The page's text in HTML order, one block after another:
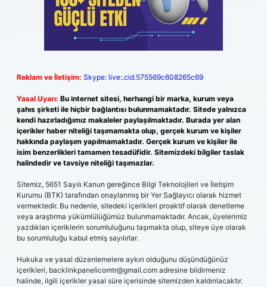
Reklam ve İletişim: Skype: live:.cid.575569c608265c69
Yasal Uyarı: Bu internet sitesi, herhangi bir marka, kurum veya
şahıs şirketi ile hiçbir bağlantısı bulunmamaktadır. Sitede yalnızca
kendi hazırladığımız makaleler paylaşılmaktadır. Burada yer alan
içerikler haber niteliği taşımamakta olup, gerçek kurum ve kişiler
hakkında paylaşım yapılmamaktadır. Gerçek kurum ve kişiler ile
isim benzerlikleri tamamen tesadüfidir. Sitemizdeki bilgiler taslak
halindedir ve tavsiye niteliği taşımazlar.
Sitemiz, 5651 Sayılı Kanun gereğince Bilgi Teknolojileri ve İletişim
Kurumu (BTK) tarafından onaylanmış bir Yer Sağlayıcı olarak hizmet
vermektedir. Bu nedenle, sitedeki içerikleri proaktif olarak denetleme
veya araştırma yükümlülüğümüz bulunmamaktadır. Ancak, üyelerimiz
yazdıkları içeriklerin sorumluluğunu taşımakta olup, siteye üye olarak
bu sorumluluğu kabul etmiş sayılırlar.
Hukuka ve yasal düzenlemelere aykırı olduğunu düşündüğünüz
içerikleri, backlinkpanelicomtr@gmail.com adresine bildirmeniz
halinde, ilgili içerikler yasal süre içerisinde sitemizden kaldırılacaktır.